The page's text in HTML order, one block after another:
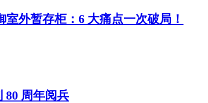
外暂存柜：6 大痛点一次破局！
80 周年阅兵